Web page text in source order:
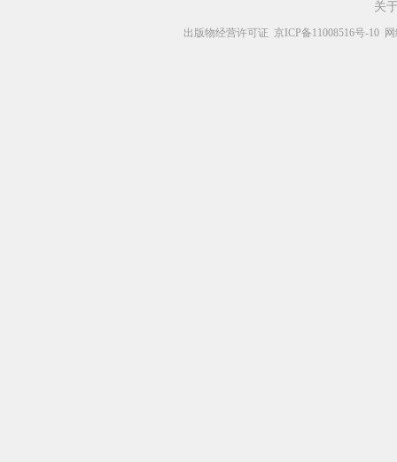
关
出版物经营许可证 京ICP备11008516号-10